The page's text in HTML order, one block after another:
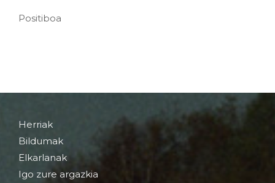
Positiboa
Herriak
Bildumak
Elkarlanak
Igo zure argazkia